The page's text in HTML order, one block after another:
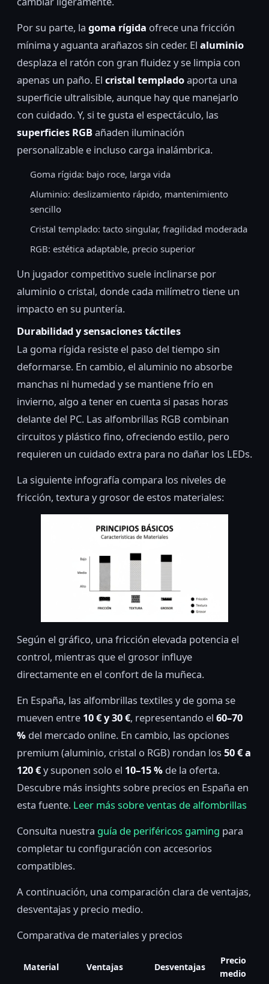
Por su parte, la goma rígida ofrece una fricción
mínima y aguanta arañazos sin ceder. El aluminio
desplaza el ratón con gran fluidez y se limpia con
apenas un paño. El cristal templadoaporta una
superficie ultralisible, aunque hay que manejarlo
con cuidado. Y, si te gusta el espectáculo, las
superficies RGBañaden iluminación
personalizable e incluso carga inalámbrica.
Goma rígida: bajo roce, larga vida
Aluminio: deslizamiento rápido, mantenimiento
sencillo
Cristal templado: tacto singular, fragilidad moderada
RGB: estética adaptable, precio superior
Un jugador competitivo suele inclinarse por
aluminio o cristal, donde cada milímetro tiene un
impacto en su puntería.
Durabilidad y sensaciones táctiles
La goma rígida resiste el paso del tiempo sin
deformarse. En cambio, el aluminio no absorbe
manchas ni humedad y se mantiene frío en
invierno, algo a tener en cuenta si pasas horas
delante del PC. Las alfombrillas RGB combinan
circuitos y plástico fino, ofreciendo estilo, pero
requieren un cuidado extra para no dañar los LEDs.
La siguiente infografía compara los niveles de
fricción, textura y grosor de estos materiales:
Según el gráfico, una fricción elevada potencia el
control, mientras que el grosor influye
directamente en el confort de la muñeca.
En España, las alfombrillas textiles y de goma se
mueven entre 10 € y 30 €, representando el 60–70
% del mercado online. En cambio, las opciones
premium (aluminio, cristal o RGB) rondan los 50 € a
120 €y suponen solo el 10–15 % de la oferta.
Descubre más insights sobre precios en España en
esta fuente. Leer más sobre ventas de alfombrillas
Consulta nuestra guía de periféricos gaming para
completar tu configuración con accesorios
compatibles.
A continuación, una comparación clara de ventajas,
desventajas y precio medio.
Comparativa de materiales y precios
Material Ventajas Desventajas
Precio
medio